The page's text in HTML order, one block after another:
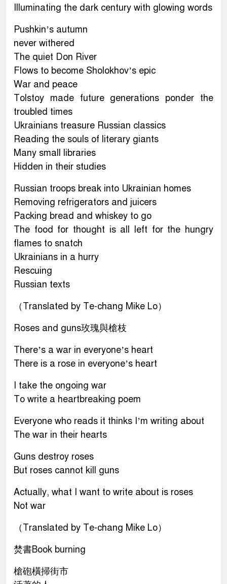
Illuminating the dark century with glowing words
Pushkin’s autumn
never withered
The quiet Don River
Flows to become Sholokhov’s epic
War and peace
Tolstoy made future generations ponder the
troubled times
Ukrainians treasure Russian classics
Reading the souls of literary giants
Many small libraries
Hidden in their studies
Russian troops break into Ukrainian homes
Removing refrigerators and juicers
Packing bread and whiskey to go
The food for thought is all left for the hungry
flames to snatch
Ukrainians in a hurry
Rescuing
Russian texts
（Translated by Te-chang Mike Lo）
Roses and guns玫瑰與槍枝
There’s a war in everyone’s heart
There is a rose in everyone’s heart
I take the ongoing war
To write a heartbreaking poem
Everyone who reads it thinks I’m writing about
The war in their hearts
Guns destroy roses
But roses cannot kill guns
Actually, what I want to write about is roses
Not war
（Translated by Te-chang Mike Lo）
焚書Book burning
槍砲橫掃街市